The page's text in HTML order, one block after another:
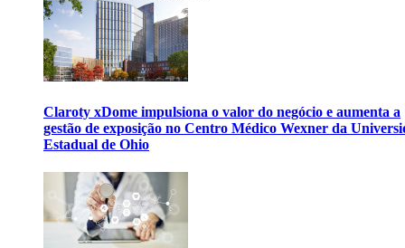
Claroty xDome impulsiona o valor do negócio e aumenta a
gestão de exposição no Centro Médico Wexner da
Estadual de Ohio